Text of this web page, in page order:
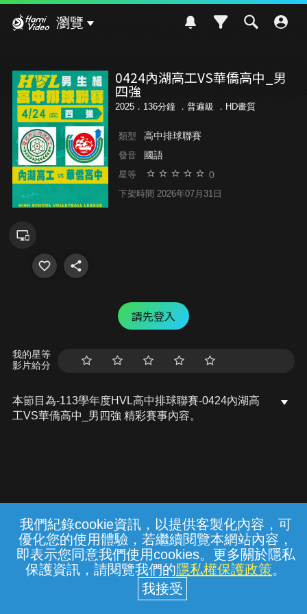
我們紀錄cookie資訊，以提供客製化內容，可
優化您的使用體驗，若繼續閱覽本網站內容，
即表示您同意我們使用cookies。更多關於隱私
保護資訊，請閱覽我們的隱私權保護政策。
瀏覽
0424內湖高工VS華僑高中_男
四強
2025．136分鐘 ． 普遍級 ．HD畫質
類型 高中排球聯賽
發音 國語
星等 0
下架時間 2026年07月31日
請先登入
我的星等
影片給分
本節目為-113學年度HVL高中排球聯賽-0424內湖高
工VS華僑高中_男四強 精彩賽事內容。
常見問題 線上客服 服務條款 隱私權保護
中華電信股份有限公司個人家庭分公司
(統一編號：96979949) © 2026
{{notifyMsg}}